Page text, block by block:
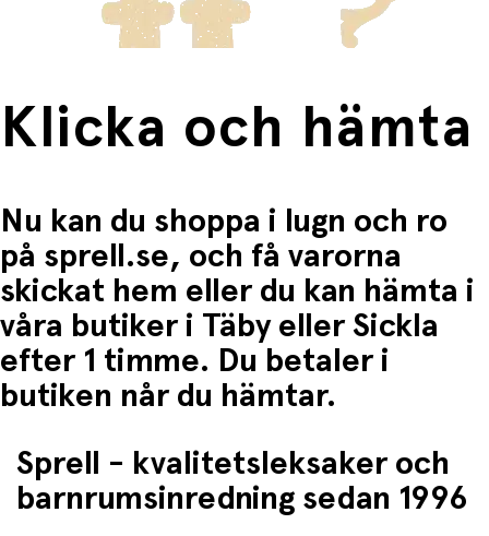
Klicka och hämta
Nu kan du shoppa i lugn och ro
på sprell.se, och få varorna
skickat hem eller du kan hämta i
våra butiker i Täby eller Sickla
efter 1 timme. Du betaler i
butiken når du hämtar.
Sprell - kvalitetsleksaker och
barnrumsinredning sedan 1996